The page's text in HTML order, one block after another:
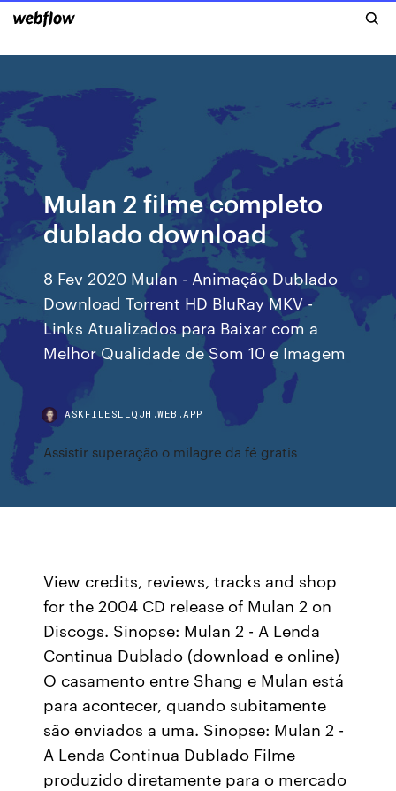
Mulan 2 filme completo
dublado download
8 Fev 2020 Mulan - Animação Dublado
Download Torrent HD BluRay MKV -
Links Atualizados para Baixar com a
Melhor Qualidade de Som 10 e Imagem
ASKFILESLLQJH.WEB.APP
Assistir superação o milagre da fé gratis
View credits, reviews, tracks and shop
for the 2004 CD release of Mulan 2 on
Discogs. Sinopse: Mulan 2 - A Lenda
Continua Dublado (download e online)
O casamento entre Shang e Mulan está
para acontecer, quando subitamente
são enviados a uma. Sinopse: Mulan 2 -
A Lenda Continua Dublado Filme
produzido diretamente para o mercado